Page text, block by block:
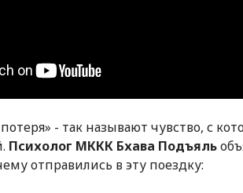
- так называют чувство, с
Психолог МККК Бхава Пoдъяль
отправились в эту поездку: